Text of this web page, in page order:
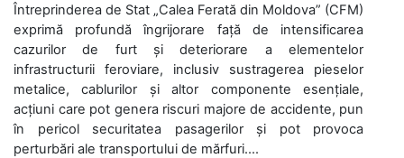
Întreprinderea de Stat „Calea Ferată din Moldova” (CFM)
exprimă profundă îngrijorare față de intensificarea
cazurilor de furt și deteriorare a elementelor
infrastructurii feroviare, inclusiv sustragerea pieselor
metalice, cablurilor și altor componente esențiale,
acțiuni care pot genera riscuri majore de accidente, pun
în pericol securitatea pasagerilor și pot provoca
perturbări ale transportului de mărfuri....